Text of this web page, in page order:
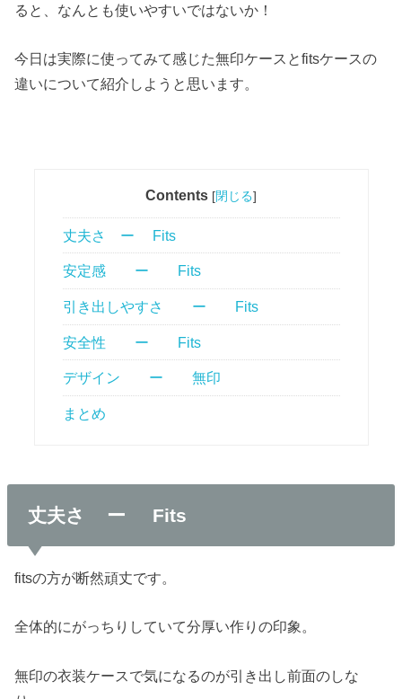
ると、なんとも使いやすいではないか！
今日は実際に使ってみて感じた無印ケースとfitsケースの
違いについて紹介しようと思います。
Contents [閉じる]
丈夫さ ー Fits
安定感 ー Fits
引き出しやすさ ー Fits
安全性 ー Fits
デザイン ー 無印
まとめ
丈夫さ ー Fits
fitsの方が断然頑丈です。
全体的にがっちりしていて分厚い作りの印象。
無印の衣装ケースで気になるのが引き出し前面のしな